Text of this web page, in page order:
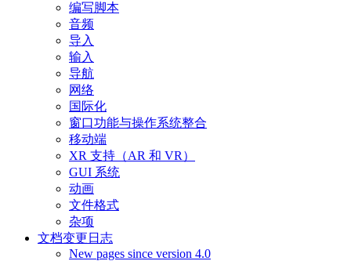
编写脚本
音频
导入
输入
导航
网络
国际化
窗口功能与操作系统整合
移动端
XR 支持（AR 和 VR）
GUI 系统
动画
文件格式
杂项
文档变更日志
New pages since version 4.0